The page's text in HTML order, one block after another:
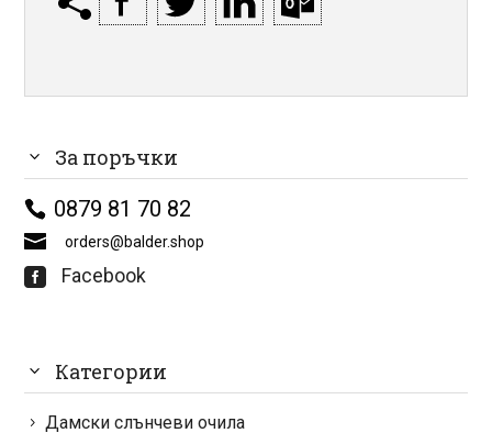
За поръчки
0879 81 70 82
orders@balder.shop
 Facebook
Категории
Дамски слънчеви очила